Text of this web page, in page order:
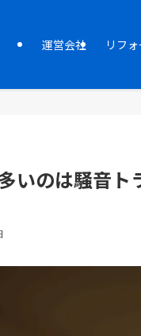
運営会社 リフ
いのは騒音